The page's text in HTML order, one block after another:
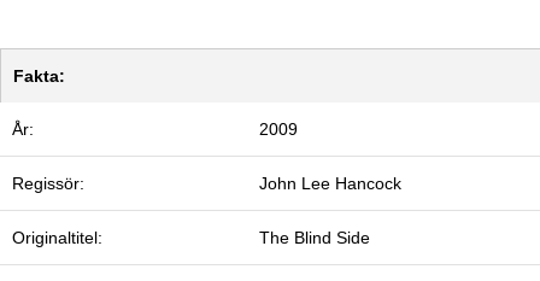
Fakta:
År: 2009
Regissör: John Lee Hancock
Originaltitel: The Blind Side